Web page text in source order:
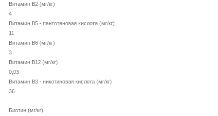
Витамин В2 (мг/кг)
4
Витамин В5 - пантотеновая кислота (мг/кг)
11
Витамин В6 (мг/кг)
3
Витамин В12 (мг/кг)
0,03
Витамин В3 - никотиновая кислота (мг/кг)
36
Биотин (мг/кг)